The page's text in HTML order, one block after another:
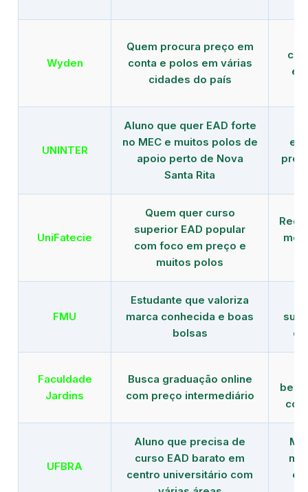
Wyden
Quem procura preço em
conta e polos em várias
cidades do país
UNINTER
Aluno que quer EAD forte
no MEC e muitos polos de
apoio perto de Nova
Santa Rita
UniFatecie
Quem quer curso
superior EAD popular
com foco em preço e
muitos polos
FMU
Estudante que valoriza
marca conhecida e boas
bolsas
Faculdade
Jardins
Busca graduação online
com preço intermediário
UFBRA
Aluno que precisa de
curso EAD barato em
centro universitário com